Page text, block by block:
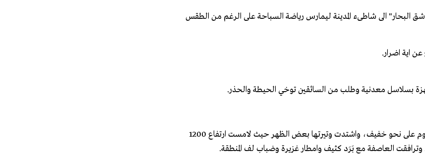
البحار" الى شاطىء المدينة ليمارس رياضة السباحة على الرغم من الطقس
اية اضرار.
بسلاسل معدنية وطلب من السائقين توخي الحيطة والحذر.
وتساقطت الثلوج على مرتفعات منطقة الشوف الاعلى بدءا من صباح اليوم على نحو خفيف، واشتدت وتيرتها بعض الظهر حيث لامست ارتفاع 1200
العاصفة مع بَرَد كثيف وامطار غزيرة وضباب لف المنطقة.